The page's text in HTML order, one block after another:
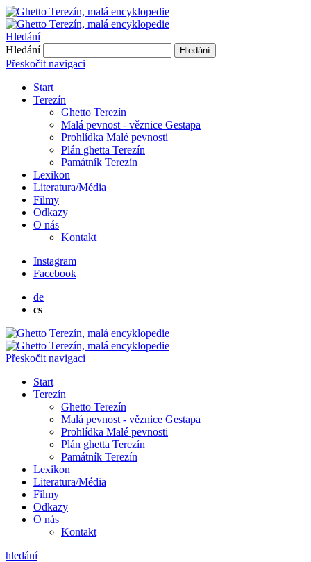
Hledání
Hledání
Hledání
Přeskočit navigaci
Start
Terezín
Ghetto Terezín
Malá pevnost - věznice Gestapa
Prohlídka Malé pevnosti
Plán ghetta Terezín
Památník Terezín
Lexikon
Literatura/Média
Filmy
Odkazy
O nás
Kontakt
Instagram
Facebook
de
cs
Přeskočit navigaci
Start
Terezín
Ghetto Terezín
Malá pevnost - věznice Gestapa
Prohlídka Malé pevnosti
Plán ghetta Terezín
Památník Terezín
Lexikon
Literatura/Média
Filmy
Odkazy
O nás
Kontakt
hledání